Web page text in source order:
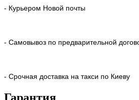
- Курьером Новой почты
- Самовывоз по предварительной
- Срочная доставка на такси по Киеву
Гарантия